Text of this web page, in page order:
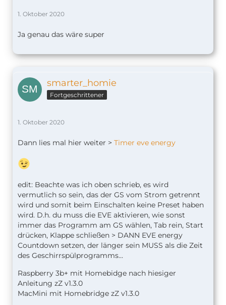
1. Oktober 2020
Ja genau das wäre super
smarter_homie
Fortgeschrittener
1. Oktober 2020
Dann lies mal hier weiter > Timer eve energy
edit: Beachte was ich oben schrieb, es wird
vermutlich so sein, das der GS vom Strom getrennt
wird und somit beim Einschalten keine Preset haben
wird. D.h. du muss die EVE aktivieren, wie sonst
immer das Programm am GS wählen, Tab rein, Start
drücken, Klappe schließen > DANN EVE energy
Countdown setzen, der länger sein MUSS als die Zeit
des Geschirrspülprogramms...
Raspberry 3b+ mit Homebidge nach hiesiger
Anleitung zZ v1.3.0
MacMini mit Homebridge zZ v1.3.0